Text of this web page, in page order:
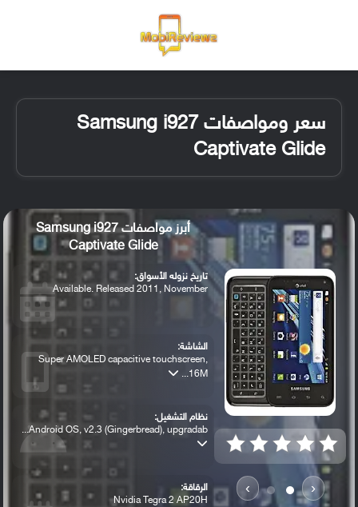
سعر ومواصفات Samsung i927
Captivate Glide
‹
›
أبرز مواصفات Samsung i927
Captivate Glide
تاريخ نزوله الأسواق:
Available. Released 2011, November
الشاشة:
Super AMOLED capacitive touchscreen,
16M...
نظام التشغيل:
Android OS, v2.3 (Gingerbread), upgradab...
الرقاقة:
Nvidia Tegra 2 AP20H